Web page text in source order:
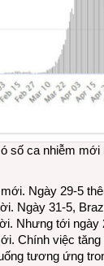
số ca nhiễm mới
Ngày 29-5
Ngày 31-5,
Nhưng tới ngày
Chính việc
tương ứng